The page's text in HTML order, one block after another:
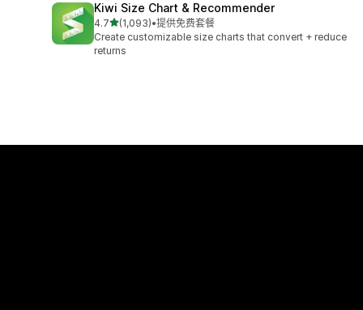
Kiwi Size Chart & Recommender
4.7星（满分 5 星）
(1,093)
总共 1093 条评论
•提供免费套餐
Create customizable size charts that convert + reduce
returns